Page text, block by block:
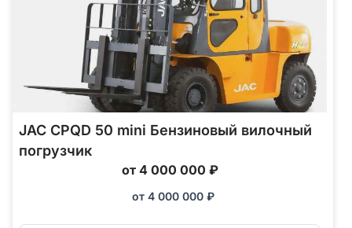
JAC CPQD 50 mini Бензиновый вилочный
погрузчик
от 4 000 000 ₽
от 4 000 000 ₽